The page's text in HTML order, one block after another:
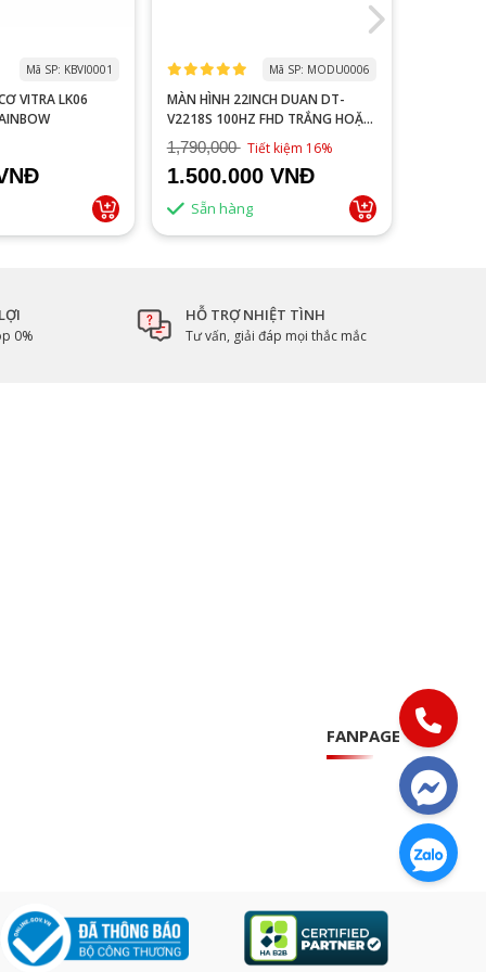
Mã SP: KBVI0001 Mã SP: MODU0006
MÀN HÌNH 22INCH DUAN DT-
V2218S 100HZ FHD TRẮNG HOẶC
ĐEN
1,790,000 Tiết kiệm 16%
1.500.000 VNĐ
Sẵn hàng
0%
HỖ TRỢ NHIỆT TÌNH
Tư vấn, giải đáp mọi thắc mắc
FANPAGE